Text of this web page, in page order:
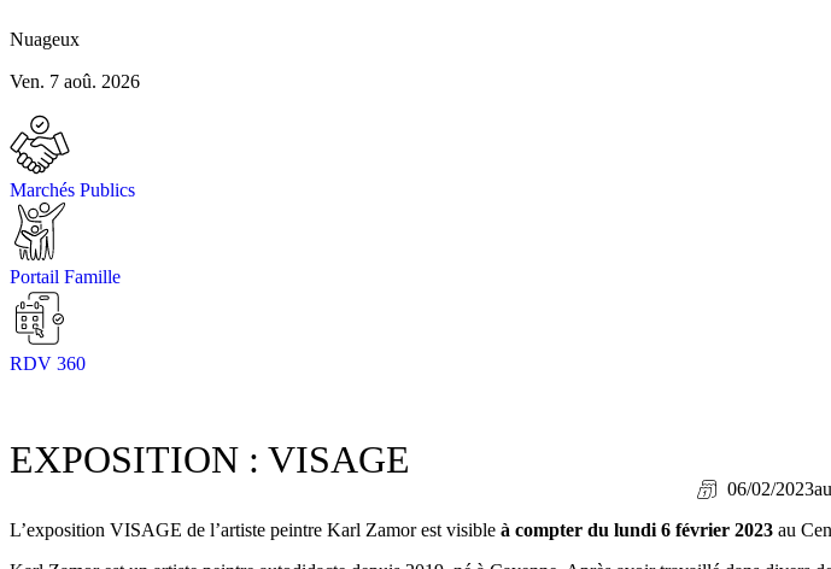
Nuageux
Ven. 7 aoû. 2026
Marchés Publics
Portail Famille
RDV 360
EXPOSITION : VISAGE
06/02/2023
L’exposition VISAGE de l’artiste peintre Karl Zamor est visible à compter du lundi 6 février 2023 au